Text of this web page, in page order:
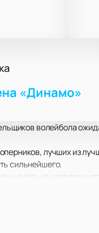
«Динамо»
волейбола
лучших из
сильнейшего.
эмоции, такие как